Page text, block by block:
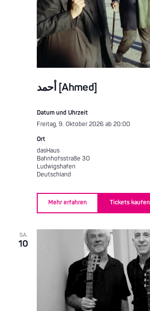
أحمد [Ahmed]
Datum und Uhrzeit
Freitag, 9. Oktober 2026 ab 20:00
Ort
dasHaus
Bahnhofsstraße 30
Ludwigshafen
Deutschland
Mehr erfahren Tickets kaufen
SA.
10